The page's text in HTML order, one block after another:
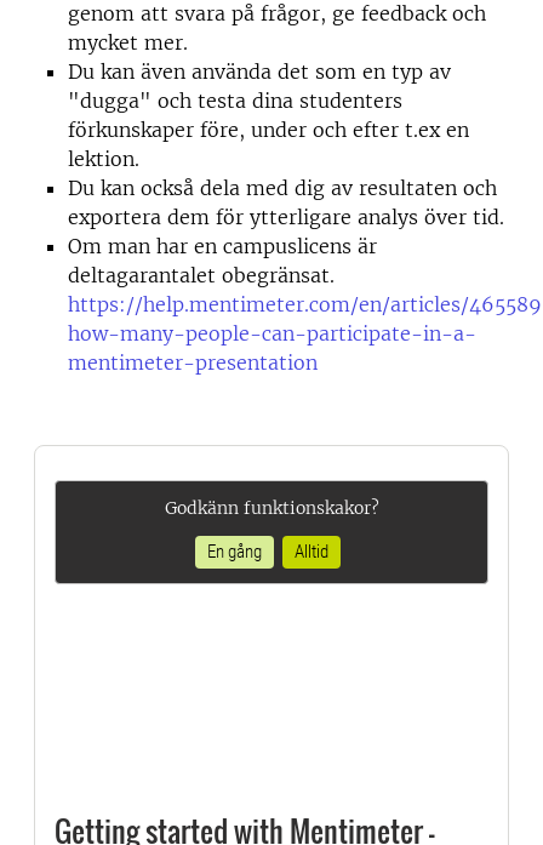
genom att svara på frågor, ge feedback och
mycket mer.
Du kan även använda det som en typ av
"dugga" och testa dina studenters
förkunskaper före, under och efter t.ex en
lektion.
Du kan också dela med dig av resultaten och
exportera dem för ytterligare analys över tid.
Om man har en campuslicens är
deltagarantalet obegränsat.
https://help.mentimeter.com/en/articles/
how-many-people-can-participate-in-a-
mentimeter-presentation
Godkänn funktionskakor?
En gång
Alltid
Getting started with Mentimeter -